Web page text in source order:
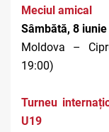
Meciul amical
Sâmbătă, 8 iunie
Moldova –
19:00)
Turneu
U19